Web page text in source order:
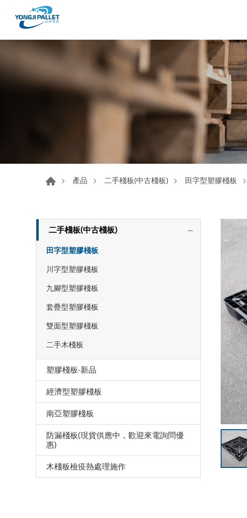
產品 二手棧板(中古棧板) 田字型塑膠棧板
二手棧板(中古棧板)
田字型塑膠棧板
川字型塑膠棧板
九腳型塑膠棧板
套疊型塑膠棧板
雙面型塑膠棧板
二手木棧板
塑膠棧板-新品
經濟型塑膠棧板
南亞塑膠棧板
防漏棧板(現貨供應中，歡迎來電詢問優
惠)
木棧板檢疫熱處理施作